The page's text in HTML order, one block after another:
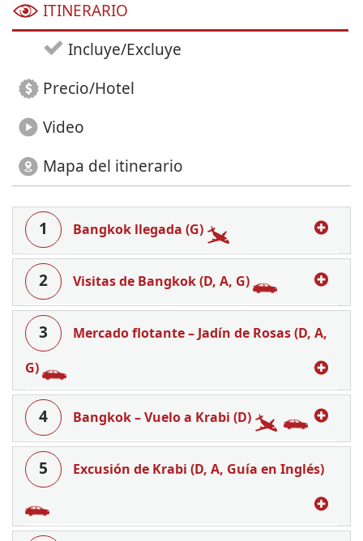
ITINERARIO
Incluye/Excluye
Precio/Hotel
Video
Mapa del itinerario
1 Bangkok llegada (G)
2 Visitas de Bangkok (D, A, G)
3
Mercado flotante – Jadín de Rosas (D, A,
G)
4 Bangkok – Vuelo a Krabi (D)
5 Excusión de Krabi (D, A, Guía en Inglés)